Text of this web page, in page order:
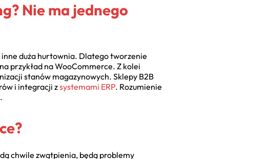
Nie ma jednego
inne duża hurtownia. Dlatego tworzenie
przykład na WooCommerce. Z kolei
stanów magazynowych. Sklepy B2B
i integracji zsystemami ERP. Rozumienie
chwile zwątpienia, będą problemy